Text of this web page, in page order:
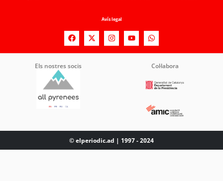
Avís legal
Els nostres socis Col·labora
© elperiodic.ad | 1997 - 2024